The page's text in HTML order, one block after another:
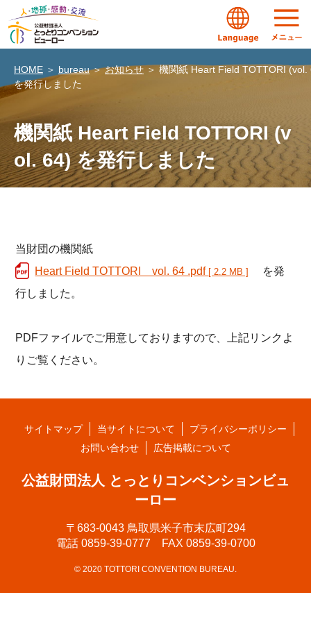
HOME ＞ bureau＞お知らせ＞ 機関紙 Heart Field TOTTORI (vol.
を発行しました
機関紙 Heart Field TOTTORI (v
ol. 64) を発行しました
当財団の機関紙
Heart Field TOTTORI vol. 64 .pdf [ 2.2 MB ]
を発
行しました。
PDFファイルでご用意しておりますので、上記リンクよ
りご覧ください。
サイトマップ 当サイトについて
プライバシーポリシー
お問い合わせ
広告掲載について
公益財団法人 とっとりコンベンションビュ
ーロー
〒683-0043 鳥取県米子市末広町294
電話 0859-39-0777 FAX 0859-39-0700
© 2020 TOTTORI CONVENTION BUREAU.